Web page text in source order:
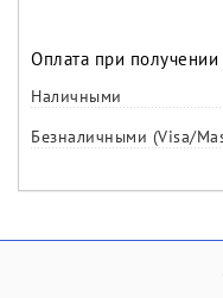
Оплата при получении
Наличными
Безналичными (Visa/